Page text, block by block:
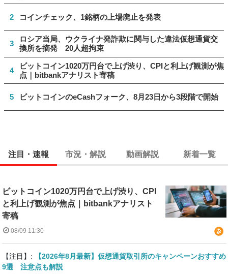
2 コインチェック、1銘柄の上場廃止を発表
3
ロシア当局、ウクライナ発詐欺に関与した違法仮想通貨交
換所を摘発 20人超拘束
4
ビットコイン1020万円台で上げ渋り、CPIと利上げ観測が焦
点｜bitbankアナリスト寄稿
5 ビットコインのeCashフォーク、8月23日から3段階で開始
注目・速報 市況・解説 動画解説 新着一覧
ビットコイン1020万円台で上げ渋り、CPI
と利上げ観測が焦点｜bitbankアナリスト
寄稿
08/09 11:30
【注目】:
【2026年8月最新】仮想通貨取引所のキャンペーンおすすめ
9選 注意点も解説